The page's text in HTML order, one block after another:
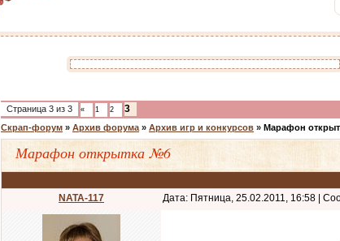
Страница 3 из 3 « 1 2 3
Скрап-форум » Архив форума » Архив игр и конкурсов » Марафон
Марафон открытка №6
NATA-117 Дата: Пятница, 25.02.2011, 16:58 |